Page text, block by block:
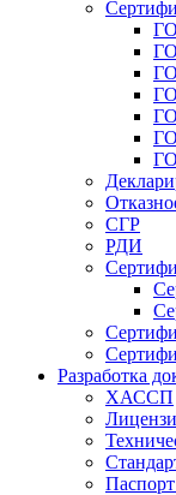
СГР
РДИ
Разработка
ХАССП